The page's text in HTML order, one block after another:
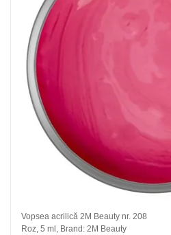
Vopsea acrilică 2M Beauty nr. 208
Roz, 5 ml, Brand: 2M Beauty